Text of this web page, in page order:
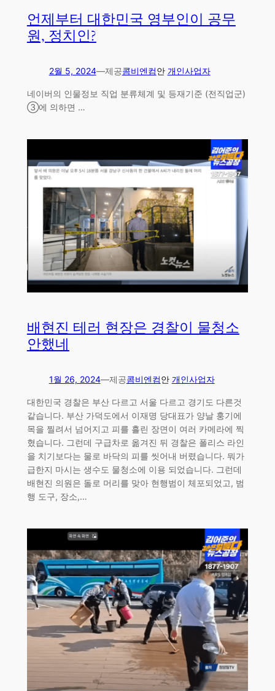
언제부터 대한민국 영부인이 공무
원, 정치인?
2월 5, 2024—제공콤비엔컴안 개인사업자
네이버의 인물정보 직업 분류체계 및 등재기준 (전직업군)
③에 의하면 …
배현진 테러 현장은 경찰이 물청소
안했네
1월 26, 2024—제공콤비엔컴안 개인사업자
대한민국 경찰은 부산 다르고 서울 다르고 경기도 다른것
같습니다. 부산 가덕도에서 이재명 당대표가 양날 훙기에
목을 찔려서 넘어지고 피를 흘린 장면이 여러 카메라에 찍
혔습니다. 그런데 구급차로 옮겨진 뒤 경찰은 폴리스 라인
을 치기보다는 물로 바닥의 피를 씻어내 버렸습니다. 뭐가
급한지 마시는 생수도 물청소에 이용 되었습니다. 그런데
배현진 의원은 돌로 머리를 맞아 현행범이 체포되었고, 범
행 도구, 장소,…